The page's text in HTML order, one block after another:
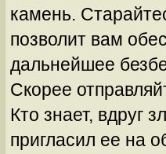
камень.
позволит вам
дальнейшее
Скорее
Кто знает, вдруг
пригласил ее на